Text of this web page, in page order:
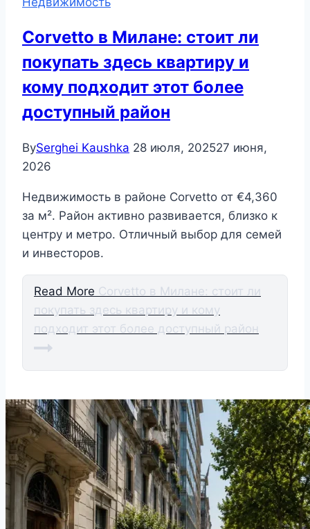
Corvetto в Милане: стоит ли
покупать здесь квартиру и
кому подходит этот более
доступный район
BySerghei Kaushka 28 июля, 202527 июня,
2026
Недвижимость в районе Corvetto от €4,360
за м². Район активно развивается, близко к
центру и метро. Отличный выбор для семей
и инвесторов.
Read More Corvetto в Милане: стоит ли
покупать здесь квартиру и кому
подходит этот более доступный район